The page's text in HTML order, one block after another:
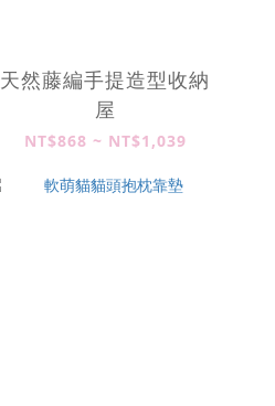
天然藤編手提造型收納
屋
NT$868 ~ NT$1,039